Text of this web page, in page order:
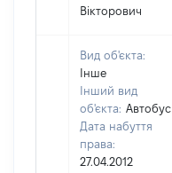
Вікторович
Вид об'єкта:
Інше
Інший вид
об'єкта: Автобус
Дата набуття
права:
27.04.2012